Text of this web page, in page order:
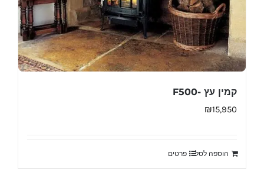
קמין עץ -F500
₪15,950
הוספה לסל פרטים